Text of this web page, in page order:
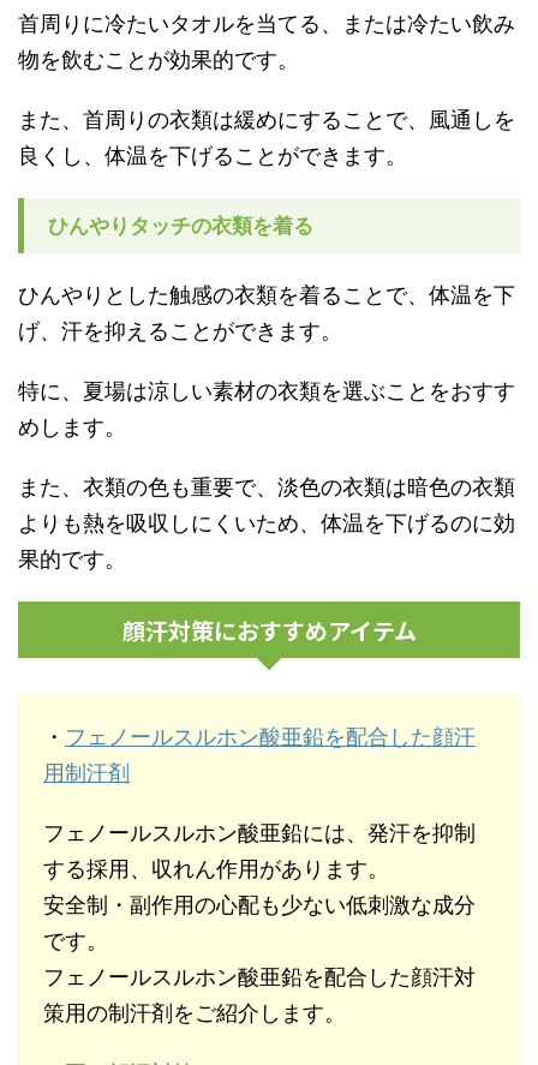
首周りに冷たいタオルを当てる、または冷たい飲み
物を飲むことが効果的です。
また、首周りの衣類は緩めにすることで、風通しを
良くし、体温を下げることができます。
ひんやりタッチの衣類を着る
ひんやりとした触感の衣類を着ることで、体温を下
げ、汗を抑えることができます。
特に、夏場は涼しい素材の衣類を選ぶことをおすす
めします。
また、衣類の色も重要で、淡色の衣類は暗色の衣類
よりも熱を吸収しにくいため、体温を下げるのに効
果的です。
顔汗対策におすすめアイテム
・ フェノールスルホン酸亜鉛を配合した顔汗
用制汗剤
フェノールスルホン酸亜鉛には、発汗を抑制
する採用、収れん作用があります。
安全制・副作用の心配も少ない低刺激な成分
です。
フェノールスルホン酸亜鉛を配合した顔汗対
策用の制汗剤をご紹介します。